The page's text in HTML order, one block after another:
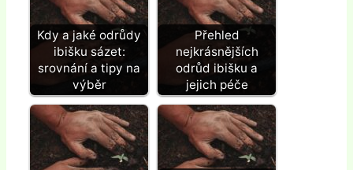
Kdy a jaké odrůdy
ibišku sázet:
srovnání a tipy na
výběr
Přehled
nejkrásnějších
odrůd ibišku a
jejich péče